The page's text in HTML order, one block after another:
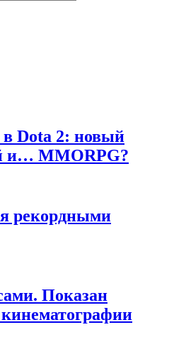
Dota 2: новый
и… MMORPG?
рекордными
Показан
кинематографии